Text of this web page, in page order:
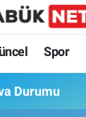
Spor
Durumu